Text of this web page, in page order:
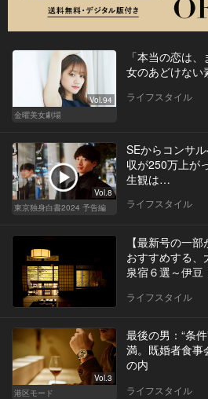
Vol.94
金曜美女劇場
「本当の恋は
女のあどけない
ライフスタイル
Vol.8
東京独身白書2024 予告編
SEからコンサ
収が250万上が
生観は…
ライフスタイル
【最新号の一
おすすめする、
泉宿６選～伊豆
ライフスタイル
Vol.3
港区モード
最後の男：“条
満。既婚者食事
の内
ライフスタイル